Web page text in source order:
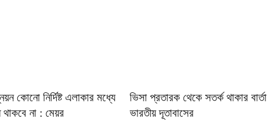
কোনো নির্দিষ্ট এলাকার মধ্যে
থাকবে না : মেয়র
ভিসা প্রতারক থেকে সতর্ক থাকার বার্তা
ভারতীয় দূতাবাসের